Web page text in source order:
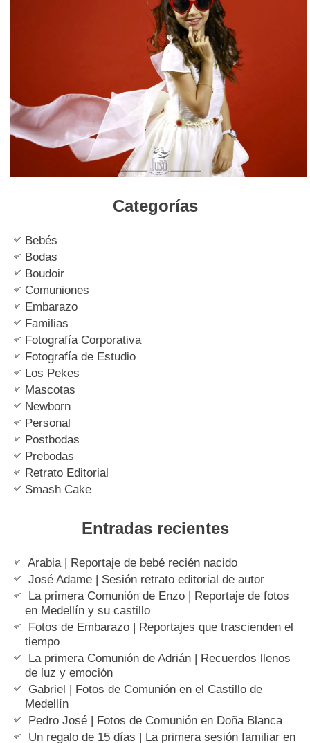
Categorías
Bebés
Bodas
Boudoir
Comuniones
Embarazo
Familias
Fotografía Corporativa
Fotografía de Estudio
Los Pekes
Mascotas
Newborn
Personal
Postbodas
Prebodas
Retrato Editorial
Smash Cake
Entradas recientes
Arabia | Reportaje de bebé recién nacido
José Adame | Sesión retrato editorial de autor
La primera Comunión de Enzo | Reportaje de fotos
en Medellín y su castillo
Fotos de Embarazo | Reportajes que trascienden el
tiempo
La primera Comunión de Adrián | Recuerdos llenos
de luz y emoción
Gabriel | Fotos de Comunión en el Castillo de
Medellín
Pedro José | Fotos de Comunión en Doña Blanca
Un regalo de 15 días | La primera sesión familiar en